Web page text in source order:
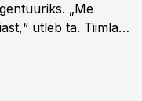
„Me
ütleb ta. Tiimla